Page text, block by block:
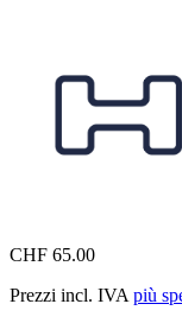
CHF 65.00
Prezzi incl. IVA più